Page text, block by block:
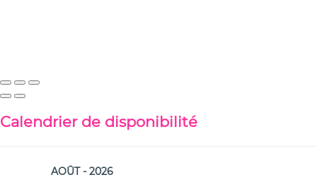
Calendrier de disponibilité
AOÛT - 2026